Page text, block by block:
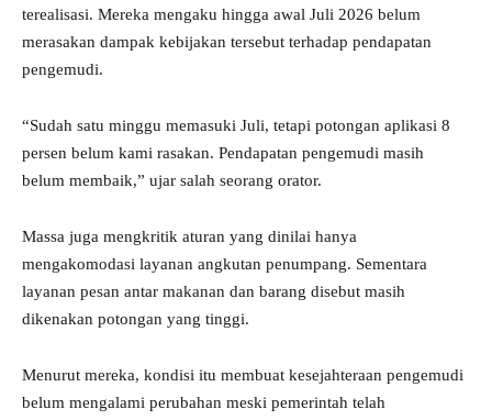
terealisasi. Mereka mengaku hingga awal Juli 2026 belum
merasakan dampak kebijakan tersebut terhadap pendapatan
pengemudi.
“Sudah satu minggu memasuki Juli, tetapi potongan aplikasi 8
persen belum kami rasakan. Pendapatan pengemudi masih
belum membaik,” ujar salah seorang orator.
Massa juga mengkritik aturan yang dinilai hanya
mengakomodasi layanan angkutan penumpang. Sementara
layanan pesan antar makanan dan barang disebut masih
dikenakan potongan yang tinggi.
Menurut mereka, kondisi itu membuat kesejahteraan pengemudi
belum mengalami perubahan meski pemerintah telah